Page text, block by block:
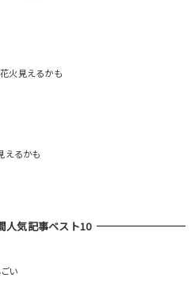
火見えるかも
えるかも
人気記事ベスト10
い